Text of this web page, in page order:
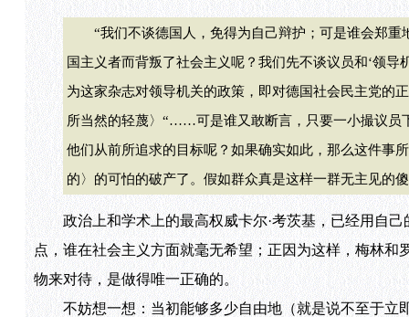
“我们不谈德国人，免得为自己辩护；可是谁会郑重
国主义者而背叛了社会主义呢？我们先不谈议员和‘领
为这家杂志对领导机关的政策，即对德国社会民主党
所当然的轻蔑〉“……可是谁又敢断言，只要一小撮议员
他们从前所追求的目标呢？如果确实如此，那么这件事
的〉的可怕的破产了。假如群众真是这样一群无主见的
政治上和学术上的最高权威卡尔·考茨基，已经用自己
点，谁在社会主义方面就毫无希望；正因为这样，梅林
物来对待，是做得唯一正确的。
不妨想一想：当初能够多少自由地（就是说不至于立